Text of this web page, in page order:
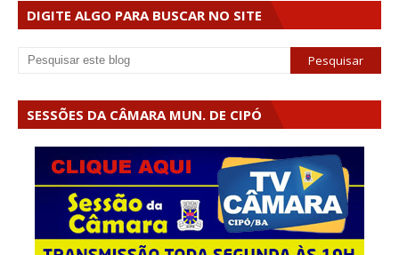
DIGITE ALGO PARA BUSCAR NO SITE
SESSÕES DA CÂMARA MUN. DE CIPÓ